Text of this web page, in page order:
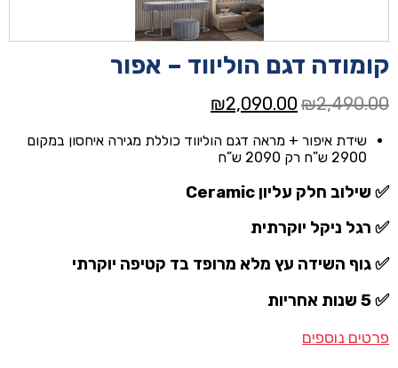
קומודה דגם הוליווד – אפור
₪2,490.00
המחיר
היה:
₪2,490.00.
₪2,090.00
הוא:
שידת איפור + מראה דגם הוליווד כוללת מגירה איחסון במקום
2900 ש”ח רק 2090 ש”ח
✅ שילוב חלק עליון Ceramic
✅ רגל ניקל יוקרתית
✅ גוף השידה עץ מלא מרופד בד קטיפה יוקרתי
✅ 5 שנות אחריות
פרטים נוספים